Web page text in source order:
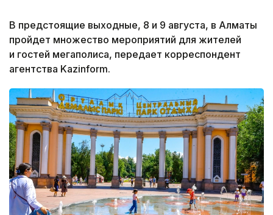
В предстоящие выходные, 8 и 9 августа, в Алматы
пройдет множество мероприятий для жителей
и гостей мегаполиса, передает корреспондент
агентства Kazinform.